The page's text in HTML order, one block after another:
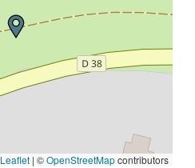
Leaflet | ©OpenStreetMapcontributors